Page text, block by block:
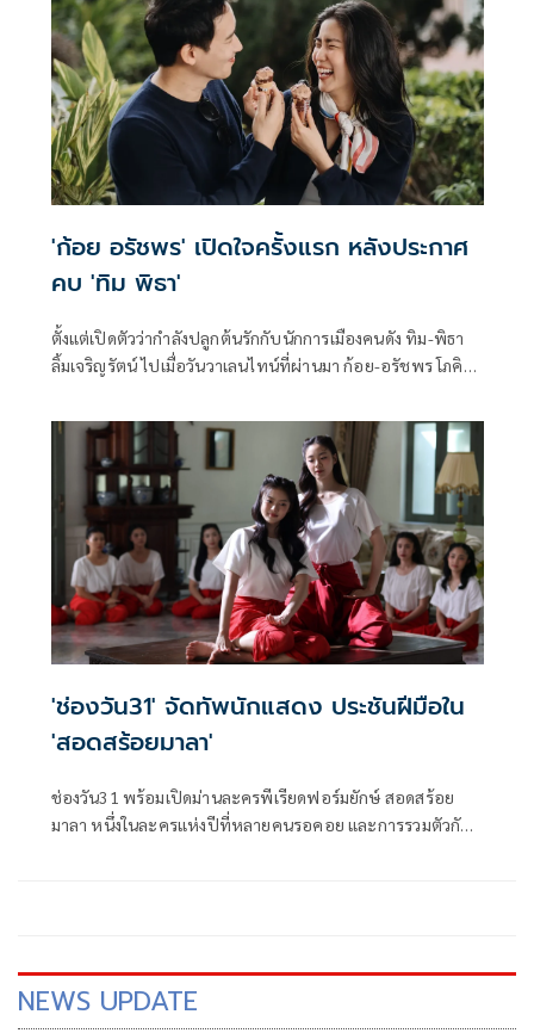
'ก้อย อรัชพร' เปิดใจครั้งแรก หลังประกาศ
คบ 'ทิม พิธา'
ตั้งแต่เปิดตัวว่ากำลังปลูกต้นรักกับนักการเมืองคนดัง ทิม-พิธา
ลิ้มเจริญรัตน์ ไปเมื่อวันวาเลนไทน์ที่ผ่านมา ก้อย-อรัชพร โภคิน
เปิดตัวแคมเปญ SALZ พร้อมบวก ที่ ก้อย อรัชพร เป็นพรี
เซนเตอร์ เจ้าตัวได้เปิดใจถึงเรื่องความรักครั้งนี้ว่า
'ช่องวัน31' จัดทัพนักแสดง ประชันฝีมือใน
'สอดสร้อยมาลา'
ช่องวัน31 พร้อมเปิดม่านละครพีเรียดฟอร์มยักษ์ สอดสร้อย
มาลา หนึ่งในละครแห่งปีที่หลายคนรอคอย และการรวมตัวกัน
NEWS UPDATE